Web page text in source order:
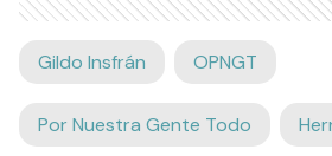
Gildo Insfrán OPNGT
Por Nuestra Gente Todo